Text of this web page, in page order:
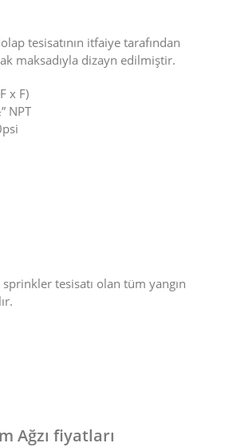
tesisatının itfaiye tarafından
maksadıyla dizayn edilmiştir.
x F)
NPT
sprinkler tesisatı olan tüm yangın
Ağzı fiyatları